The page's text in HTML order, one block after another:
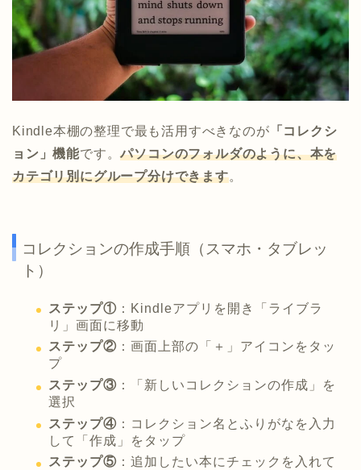
Kindle本棚の整理で最も活用すべきなのが 「コレクシ
ョン」機能です。パソコンのフォルダのように、本を
カテゴリ別にグループ分けできます。
コレクションの作成手順（スマホ・タブレッ
ト）
ステップ① ：Kindleアプリを開き「ライブラ
リ」画面に移動
ステップ② ：画面上部の「＋」アイコンをタッ
プ
ステップ③ ：「新しいコレクションの作成」を
選択
ステップ④ ：コレクション名とふりがなを入力
して「作成」をタップ
ステップ⑤ ：追加したい本にチェックを入れて